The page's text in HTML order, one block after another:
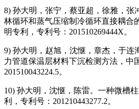
8) 孙大明，张宁，蔡亚超，徐雅，张
林循环和蒸气压缩制冷循环直接耦合
明专利，专利号：201510269444X。
9) 孙大明，赵旭，沈惬，章杰，于连
力管道保温层材料下沉检测方法，中
201510043224.5。
10) 孙大明，沈惬，陈雷。一种微槽
利，专利号：201210443277.2。